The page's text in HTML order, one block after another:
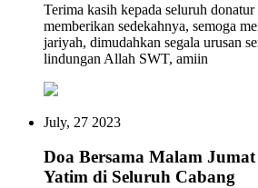
Terima kasih kepada seluruh
memberikan sedekahnya, semoga
jariyah, dimudahkan segala urusan
lindungan Allah SWT, amiin
July, 27 2023
Doa Bersama Malam
Yatim di Seluruh Cabang